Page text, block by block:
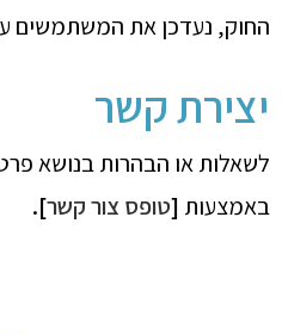
החוק, נעדכן את המשתמשים
יצירת קשר
לשאלות או הבהרות בנושא
באמצעות [טופס צור קשר].